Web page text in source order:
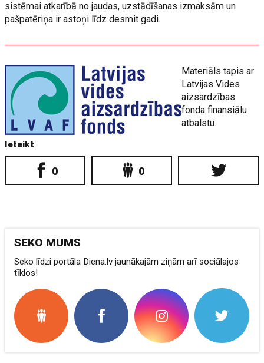
sistēmai atkarībā no jaudas, uzstādīšanas izmaksām un
pašpatēriņa ir astoņi līdz desmit gadi.
Materiāls tapis ar
Latvijas Vides
aizsardzības
fonda finansiālu
atbalstu.​
Ieteikt
0 0
SEKO MUMS
Seko līdzi portāla Diena.lv jaunākajām ziņām arī sociālajos
tīklos!